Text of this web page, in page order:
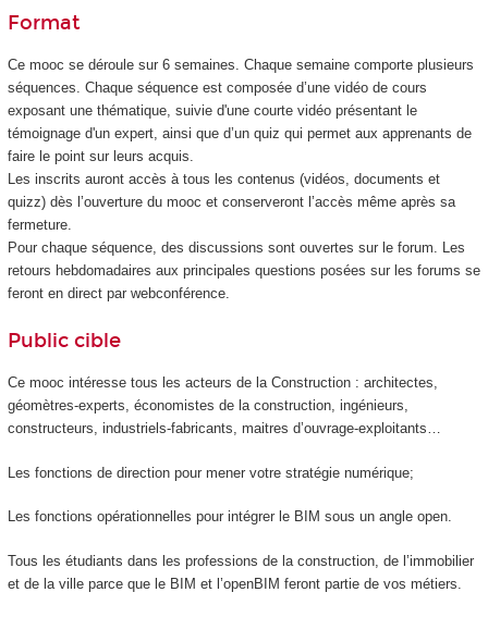
Format
Ce mooc se déroule sur 6 semaines. Chaque semaine comporte plusieurs
séquences. Chaque séquence est composée d’une vidéo de cours
exposant une thématique, suivie d'une courte vidéo présentant le
témoignage d'un expert, ainsi que d’un quiz qui permet aux apprenants de
faire le point sur leurs acquis.
Les inscrits auront accès à tous les contenus (vidéos, documents et
quizz) dès l’ouverture du mooc et conserveront l’accès même après sa
fermeture.
Pour chaque séquence, des discussions sont ouvertes sur le forum. Les
retours hebdomadaires aux principales questions posées sur les forums se
feront en direct par webconférence.
Public cible
Ce mooc intéresse tous les acteurs de la Construction : architectes,
géomètres-experts, économistes de la construction, ingénieurs,
constructeurs, industriels-fabricants, maitres d’ouvrage-exploitants…
Les fonctions de direction pour mener votre stratégie numérique;
Les fonctions opérationnelles pour intégrer le BIM sous un angle open.
Tous les étudiants dans les professions de la construction, de l’immobilier
et de la ville parce que le BIM et l’openBIM feront partie de vos métiers.